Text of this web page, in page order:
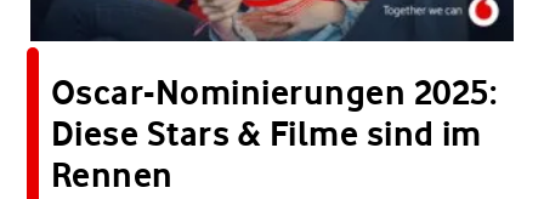
Oscar-Nominierungen 2025:
Diese Stars & Filme sind im
Rennen